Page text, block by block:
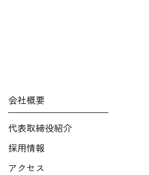
会社概要
代表取締役紹介
採用情報
アクセス